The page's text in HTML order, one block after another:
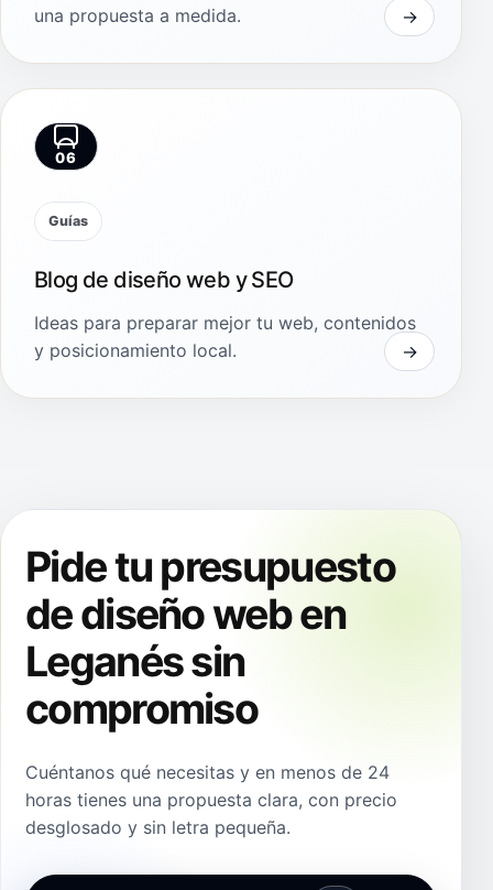
una propuesta a medida.
06
Guías
Blog de diseño web y SEO
Ideas para preparar mejor tu web, contenidos
y posicionamiento local.
Pide tu presupuesto
de diseño web en
Leganés sin
compromiso
Cuéntanos qué necesitas y en menos de 24
horas tienes una propuesta clara, con precio
desglosado y sin letra pequeña.